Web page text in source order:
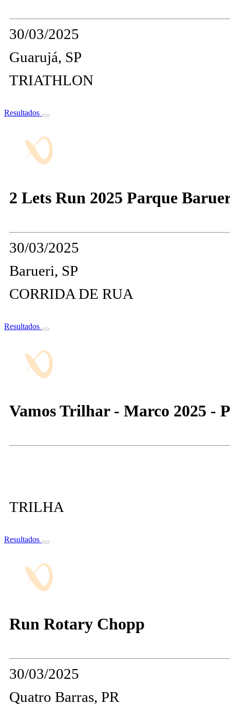
30/03/2025
Guarujá, SP
TRIATHLON
Resultados
2 Lets Run 2025 Parque
30/03/2025
Barueri, SP
CORRIDA DE RUA
Resultados
Vamos Trilhar - Marco 2025 -
TRILHA
Resultados
Run Rotary Chopp
30/03/2025
Quatro Barras, PR